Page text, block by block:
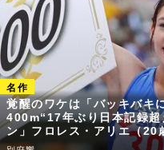
覚醒のワケは「バッキバキ
400m“17年ぶり日本記録
ン」フロレス・アリエ（20